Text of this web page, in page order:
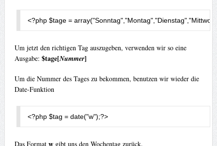
<?php $tage = array("Sonntag" ,"Montag" ,"Dienstag" ,
Um jetzt den richtigen Tag auszugeben, verwenden wir so eine
Ausgabe: $tage[Nummer]
Um die Nummer des Tages zu bekommen, benutzen wir wieder die
Date-Funktion
<?php $tag = date("w");?>
Das Format wgibt uns den Wochentag zurück.